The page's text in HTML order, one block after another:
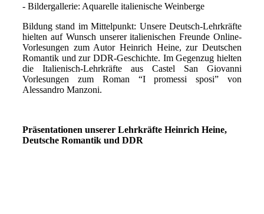
- Bildergallerie: Aquarelle italienische Weinberge
Bildung stand im Mittelpunkt: Unsere Deutsch-Lehrkräfte
hielten auf Wunsch unserer italienischen Freunde Online-
Vorlesungen zum Autor Heinrich Heine, zur Deutschen
Romantik und zur DDR-Geschichte. Im Gegenzug hielten
die Italienisch-Lehrkräfte aus Castel San Giovanni
Vorlesungen zum Roman “I promessi sposi” von
Alessandro Manzoni.
Präsentationen unserer Lehrkräfte Heinrich Heine,
Deutsche Romantik und DDR